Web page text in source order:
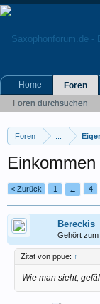
Foren
< Zurück 1 ← 4
Bereckis
Gehört
Zitat von ppue: ↑
Wie man sieht,
Home
Foren
Foren durchsuchen